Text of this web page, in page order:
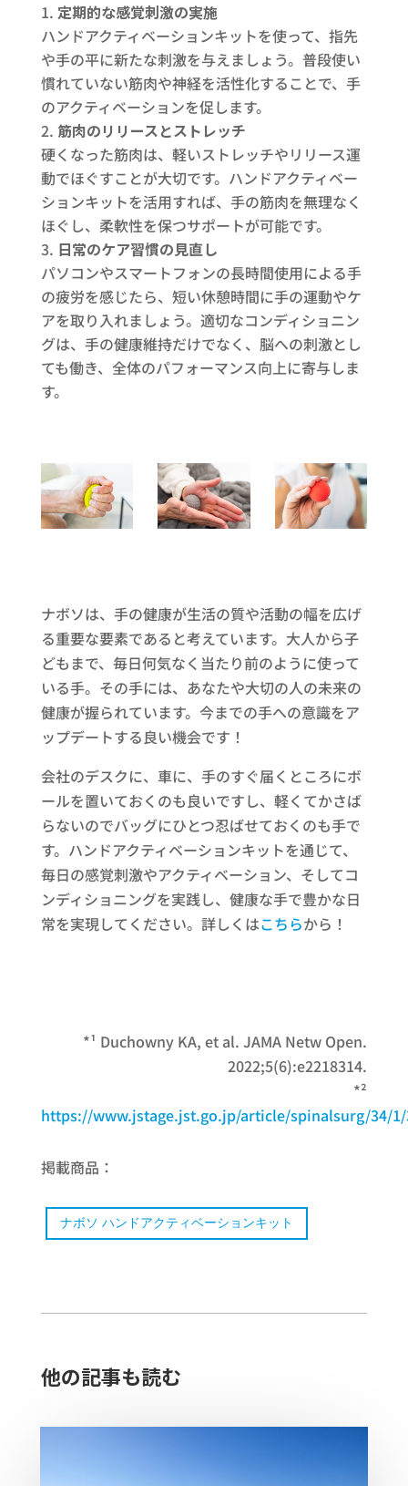
定期的な感覚刺激の実施
ハンドアクティベーションキットを使って、指先
や手の平に新たな刺激を与えましょう。普段使い
慣れていない筋肉や神経を活性化することで、手
のアクティベーションを促します。
筋肉のリリースとストレッチ
硬くなった筋肉は、軽いストレッチやリリース運
動でほぐすことが大切です。ハンドアクティベー
ションキットを活用すれば、手の筋肉を無理なく
ほぐし、柔軟性を保つサポートが可能です。
日常のケア習慣の見直し
パソコンやスマートフォンの長時間使用による手
の疲労を感じたら、短い休憩時間に手の運動やケ
アを取り入れましょう。適切なコンディショニン
グは、手の健康維持だけでなく、脳への刺激とし
ても働き、全体のパフォーマンス向上に寄与しま
す。
ナボソは、手の健康が生活の質や活動の幅を広げ
る重要な要素であると考えています。大人から子
どもまで、毎日何気なく当たり前のように使って
いる手。その手には、あなたや大切の人の未来の
健康が握られています。今までの手への意識をア
ップデートする良い機会です！
会社のデスクに、車に、手のすぐ届くところにボ
ールを置いておくのも良いですし、軽くてかさば
らないのでバッグにひとつ忍ばせておくのも手で
す。ハンドアクティベーションキットを通じて、
毎日の感覚刺激やアクティベーション、そしてコ
ンディショニングを実践し、健康な手で豊かな日
常を実現してください。詳しくはこちらから！
*¹ Duchowny KA, et al. JAMA Netw Open.
2022;5(6):e2218314.
*²
https://www.jstage.jst.go.jp/article/spinalsurg/34/
掲載商品：
ナボソ ハンドアクティベーションキット
他の記事も読む​